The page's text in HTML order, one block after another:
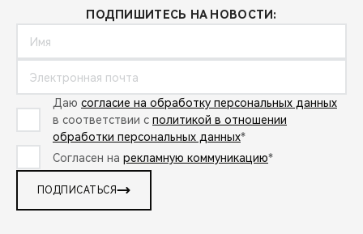
ПОДПИШИТЕСЬ НА НОВОСТИ:
Даю согласие на обработку персональных данных
в соответствии с политикой в отношении
обработки персональных данных*
Согласен на рекламную коммуникацию*
ПОДПИСАТЬСЯ